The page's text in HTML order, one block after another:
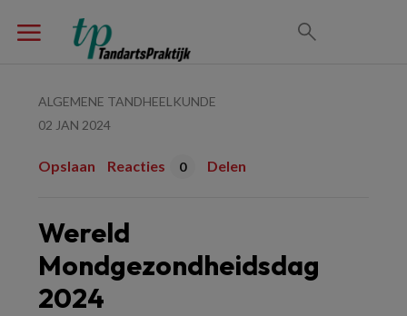
ALGEMENE TANDHEELKUNDE
02 JAN 2024
Opslaan Reacties 0 Delen
Wereld
Mondgezondheidsdag
2024